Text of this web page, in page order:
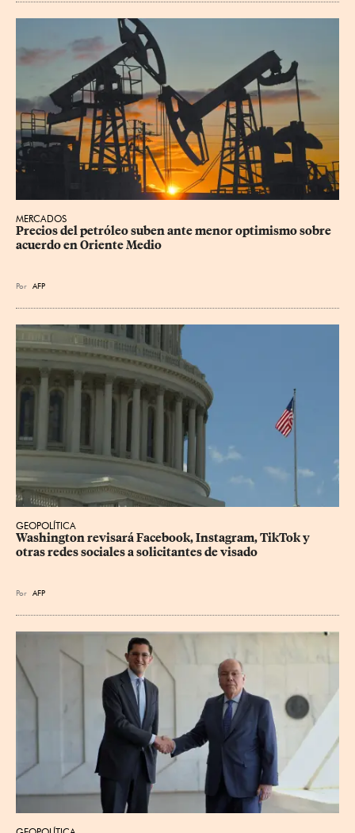
MERCADOS
Precios del petróleo suben ante menor optimismo sobre
acuerdo en Oriente Medio
Por AFP
GEOPOLÍTICA
Washington revisará Facebook, Instagram, TikTok y
otras redes sociales a solicitantes de visado
Por AFP